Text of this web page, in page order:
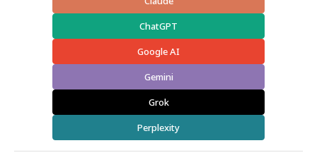
ChatGPT
Google AI
Gemini
Grok
Perplexity